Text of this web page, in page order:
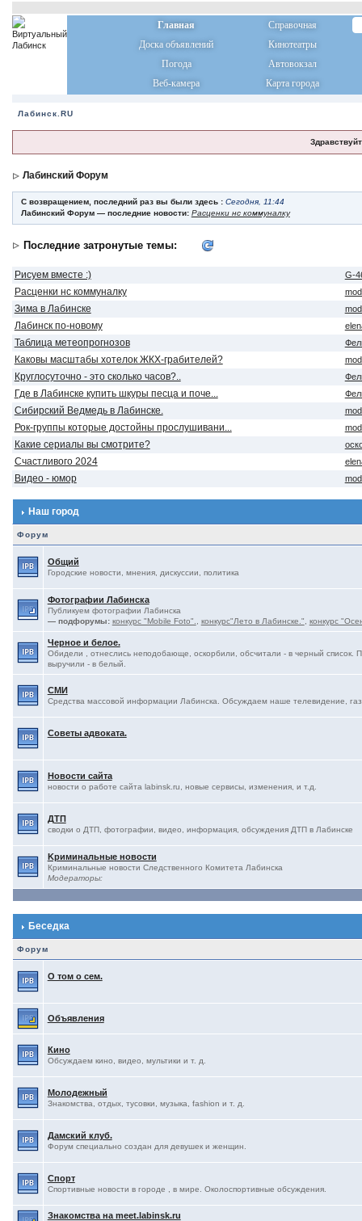
Главная
Справочная
Доска объявлений
Кинотеатры
Погода
Автовокзал
Веб-камера
Карта города
Лабинск.RU
Лабинский Форум
С возвращением, последний раз вы были здесь : Сегодня, 11:44
Лабинский Форум — последние новости: Расценки нс коммуналку
Последние затронутые темы:
Рисуем вместе :) G-
Расценки нс коммуналку
Зима в Лабинске
Лабинск по-новому
Таблица метеопрогнозов
Каковы масштабы хотелок ЖКХ-грабителей?
Круглосуточно - это сколько часов?..
Где в Лабинске купить шкуры песца и поче...
Сибирский Ведмедь в Лабинске.
Рок-группы которые достойны прослушивани...
Какие сериалы вы смотрите?
Счастливого 2024
Видео - юмор
Наш город
Форум
Общий
Городские новости, мнения, дискуссии, политика
Фотографии Лабинска
Публикуем фотографии Лабинска
— подфорумы: конкурс "Mobile Foto". конкурс"Лето в Лабинске." конкурс
Черное и белое.
Обидели , отнеслись неподобающе, оскорбили, обсчитали - в черный список.
выручили - в белый.
СМИ
Средства массовой информации Лабинска. Обсуждаем наше телевидение,
Советы адвоката.
Новости сайта
новости о работе сайта labinsk.ru, новые сервисы, изменения, и т.д.
ДТП
сводки о ДТП, фотографии, видео, информация, обсуждения ДТП в Лабинске
Kриминальные новости
Криминальные новости Следственного Комитета Лабинска
Модераторы:
Беседка
Форум
О том о сем.
Объявления
Кино
Обсуждаем кино, видео, мультики и т. д.
Молодежный
Знакомства, отдых, тусовки, музыка, fashion и т. д.
Дамский клуб.
Форум специально создан для девушек и женщин.
Спорт
Спортивные новости в городе , в мире. Околоспортивные обсуждения.
Знакомства на meet.labinsk.ru